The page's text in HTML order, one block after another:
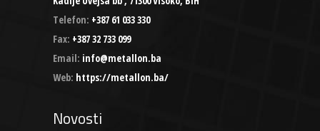
Telefon: +387 61 033 330
Fax: +387 32 733 099
Email: info@metallon.ba
Web: https://metallon.ba/
Novosti